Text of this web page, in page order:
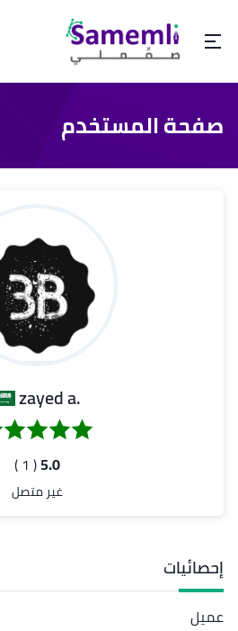
صفحة المستخدم
.zayed a
5.0
( 1 )
غير متصل
إحصائيات
عميل